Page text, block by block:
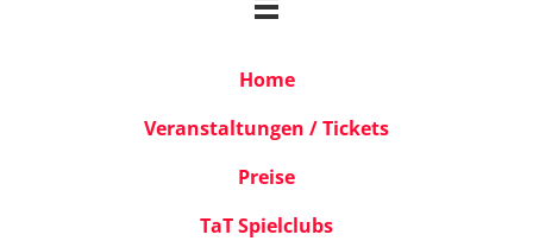
Home
Veranstaltungen / Tickets
Preise
TaT Spielclubs